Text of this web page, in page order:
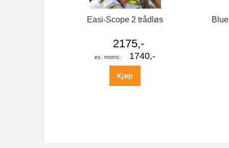
Easi-Scope 2 trådløs
2175,-
1740,-
Kjøp